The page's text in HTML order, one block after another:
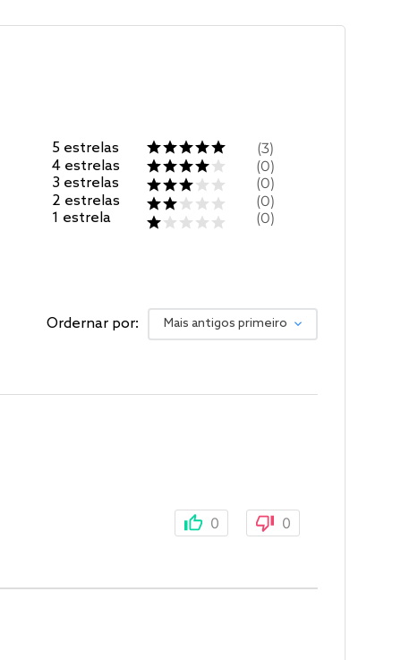
5 estrelas
4 estrelas
3 estrelas
2 estrelas
1 estrela
3
0
0
0
0
Ordernar por: Mais antigos primeiro
0 0